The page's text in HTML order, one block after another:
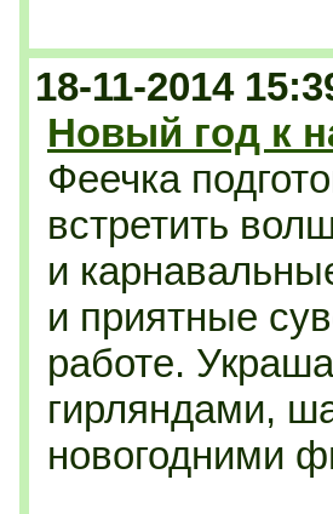
18-11-2014
Новый год к
Феечка
встретить
и
и приятные
работе.
гирляндами,
новогодними